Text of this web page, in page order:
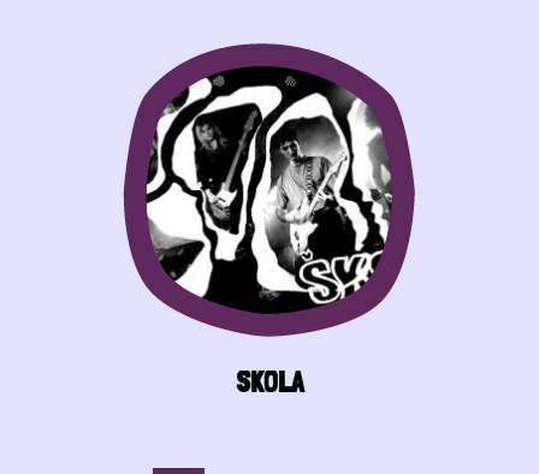
ŠKOLA